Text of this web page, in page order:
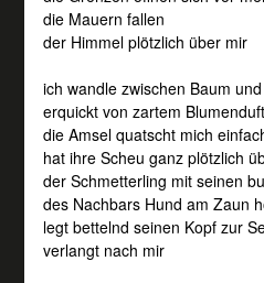
die Mauern fallen
der Himmel plötzlich über mir
ich wandle zwischen Baum
erquickt von zartem Blumenduft
die Amsel quatscht mich
hat ihre Scheu ganz plötzlich
der Schmetterling mit seinen
des Nachbars Hund am Zaun
legt bettelnd seinen Kopf zur
verlangt nach mir